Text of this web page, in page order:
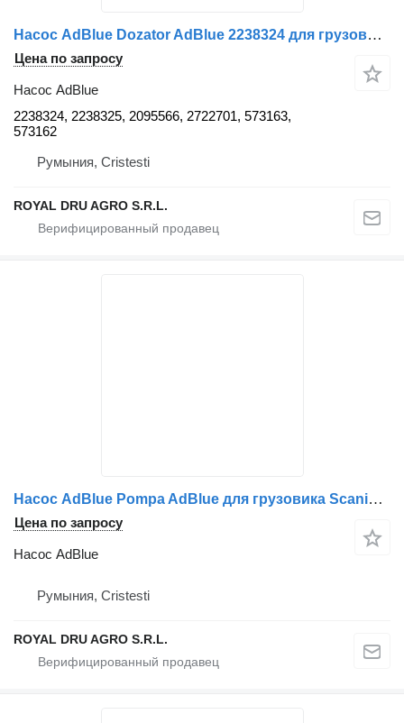
Насос AdBlue Dozator AdBlue 2238324 для грузовика Scania 2238324 2238325 2095566 2722701 573163 573162
Цена по запросу
Насос AdBlue
2238324, 2238325, 2095566, 2722701, 573163,
573162
Румыния, Cristesti
ROYAL DRU AGRO S.R.L.
Насос AdBlue Pompa AdBlue для грузовика Scania – Coduri: 1884225, 1855403, 1884220, 1772499, 1783685, 1794992, 1855402
Цена по запросу
Насос AdBlue
Румыния, Cristesti
ROYAL DRU AGRO S.R.L.